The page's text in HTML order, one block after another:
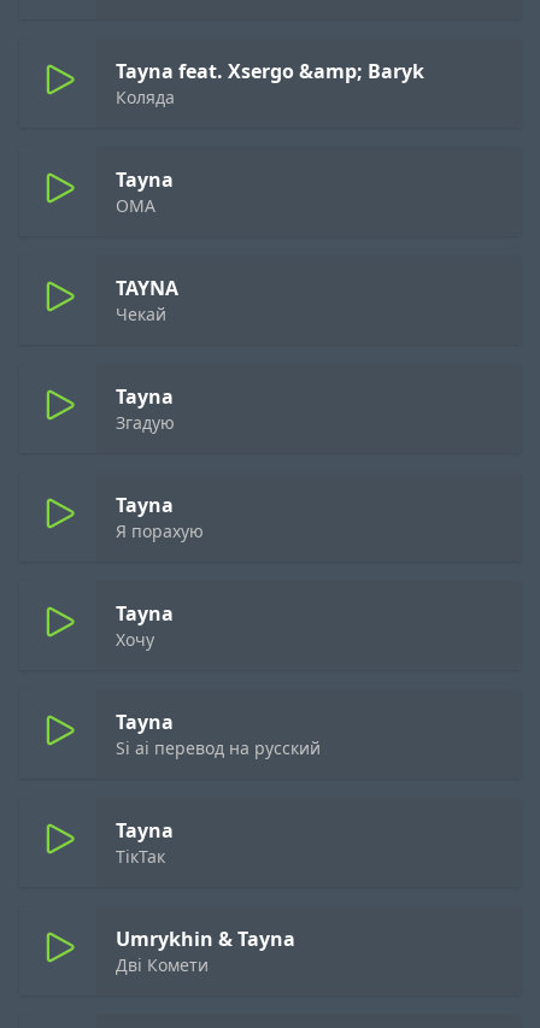
Tayna feat. Xsergo &amp; Baryk
Коляда
Tayna
OMA
TAYNA
Чекай
Tayna
Згадую
Tayna
Я порахую
Tayna
Хочу
Tayna
Si ai перевод на русский
Tayna
ТікТак
Umrykhin & Tayna
Дві Комети